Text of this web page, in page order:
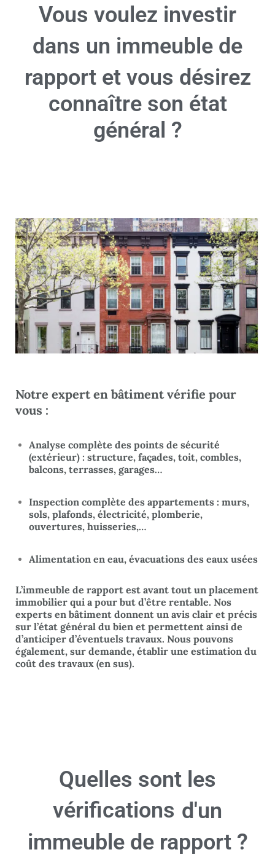
Vous voulez investir
dans un immeuble de
rapport et vous désirez
connaître son état
général ?
Notre expert en bâtimentvérifie pour
vous :
Analyse complète des points de sécurité
(extérieur) : structure, façades, toit, combles,
balcons, terrasses, garages…
Inspection complète des appartements : murs,
sols, plafonds, électricité, plomberie,
ouvertures, huisseries,…
Alimentation en eau, évacuations des eaux usées
L’immeuble de rapport est avant tout un placement
immobilier qui a pour but d’être rentable. Nos
experts en bâtiment donnent un avis clair et précis
sur l’état général du bien et permettent ainsi de
d’anticiper d’éventuels travaux. Nous pouvons
également, sur demande, établir une estimation du
coût des travaux (en sus).
Quelles sont les
vérifications d'un
immeuble de rapport ?